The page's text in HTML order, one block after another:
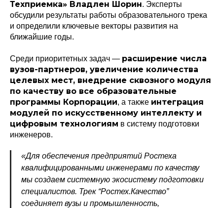
Техприемка» Владлен Шорин. Эксперты
обсудили результаты работы образовательного трека
и определили ключевые векторы развития на
ближайшие годы.
Среди приоритетных задач — расширение числа
вузов-партнеров, увеличение количества
целевых мест, внедрение сквозного модуля
по качеству во все образовательные
программы Корпорации, а также интеграция
модулей по искусственному интеллекту и
цифровым технологиям в систему подготовки
инженеров.
«Для обеспечения предприятий Ростеха
квалифицированными инженерами по качеству
мы создаем системную экосистему подготовки
специалистов. Трек “Ростех.Качество”
соединяет вузы и промышленность,